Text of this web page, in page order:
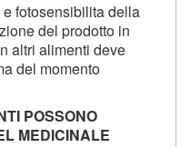
e fotosensibilita della
del prodotto in
altri alimenti deve
del momento
POSSONO
MEDICINALE